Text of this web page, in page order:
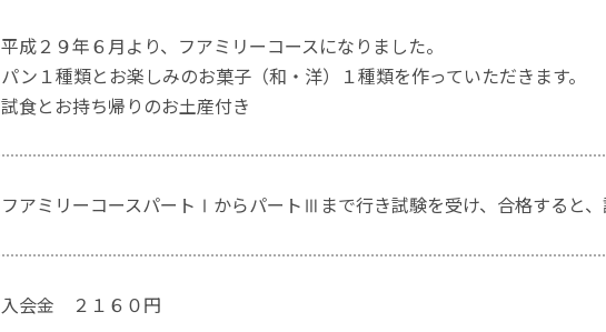
平成２９年６月より、フアミリーコースになりました。
パン１種類とお楽しみのお菓子（和・洋）１種類を作っていただきます。
試食とお持ち帰りのお土産付き
フアミリーコースパートⅠからパートⅢまで行き試験を受け、合格すると
入会金 ２１６０円